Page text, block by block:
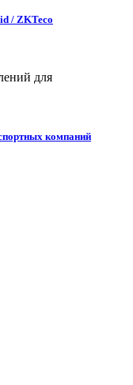
/ ZKTeco
компаний